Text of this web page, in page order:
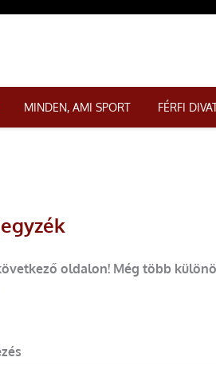
MINDEN, AMI SPORT FÉRFI
oldalon! Még több